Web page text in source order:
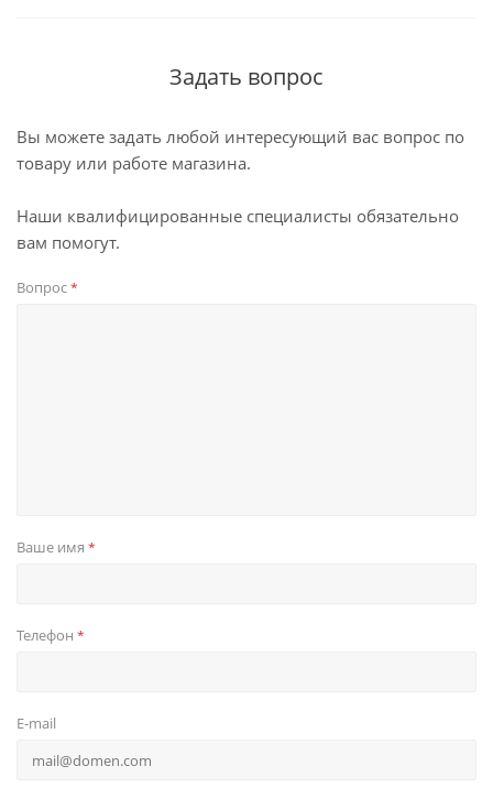
Задать вопрос
Вы можете задать любой интересующий вас вопрос по
товару или работе магазина.
Наши квалифицированные специалисты обязательно
вам помогут.
Вопрос*
Ваше имя *
Телефон *
E-mail